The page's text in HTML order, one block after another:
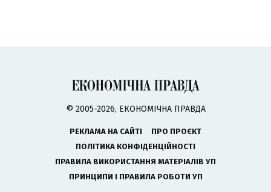
© 2005-2026, ЕКОНОМІЧНА ПРАВДА
РЕКЛАМА НА САЙТІ
ПРО ПРОЄКТ
ПОЛІТИКА КОНФІДЕНЦІЙНОСТІ
ПРАВИЛА ВИКОРИСТАННЯ МАТЕРІАЛІВ УП
ПРИНЦИПИ І ПРАВИЛА РОБОТИ УП